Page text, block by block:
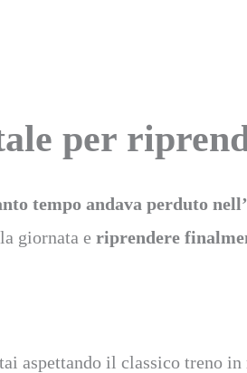
per
tempo andava perduto
giornata e riprendere
aspettando il classico treno